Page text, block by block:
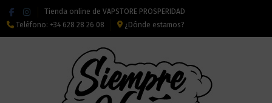
Tienda online de VAPSTORE PROSPERIDAD
Teléfono: +34 628 28 26 08 ¿Dónde estamos?